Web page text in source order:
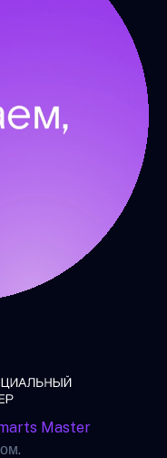
Master